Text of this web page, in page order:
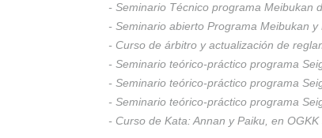
- Seminario Técnico programa Meibukan
- Seminario abierto Programa Meibukan
- Curso de árbitro y actualización de
- Seminario teórico-práctico programa
- Seminario teórico-práctico programa
- Seminario teórico-práctico programa
- Curso de Kata: Annan y Paiku, en